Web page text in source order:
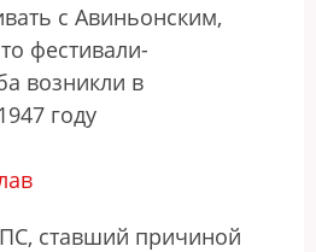
с Авиньонским,
фестивали-
возникли в
году
ставший причиной